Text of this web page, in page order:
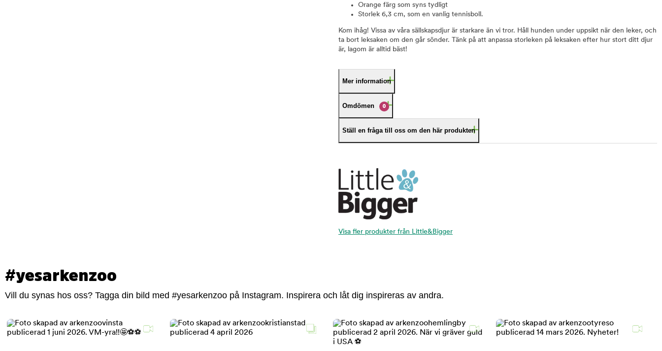
Orange färg som syns tydligt
Storlek 6,3 cm, som en vanlig tennisboll.
Kom ihåg! Vissa av våra sällskapsdjur är starkare än vi tror. Håll hunden under uppsikt när den leker, och
ta bort leksaken om den går sönder. Tänk på att anpassa storleken på leksaken efter hur stort ditt djur
är, lagom är alltid bäst!
Mer information
Omdömen 0
Ställ en fråga till oss om den här produkten
Visa fler produkter från Little&Bigger
#yesarkenzoo
Vill du synas hos oss? Tagga din bild med #yesarkenzoo på Instagram. Inspirera och låt dig inspireras av andra.